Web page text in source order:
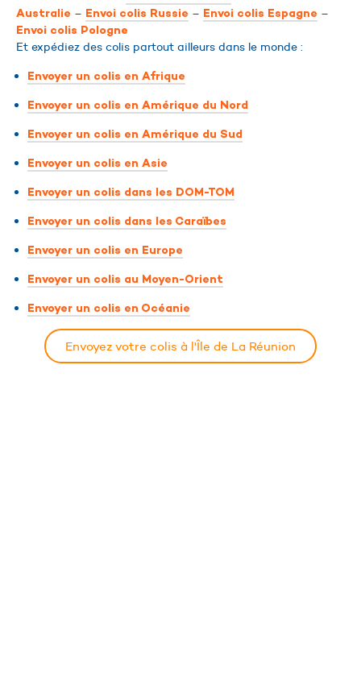
Australie – Envoi colis Russie – Envoi colis Espagne –
Envoi colis Pologne
Et expédiez des colis partout ailleurs dans le monde :
Envoyer un colis en Afrique
Envoyer un colis en Amérique du Nord
Envoyer un colis en Amérique du Sud
Envoyer un colis en Asie
Envoyer un colis dans les DOM-TOM
Envoyer un colis dans les Caraïbes
Envoyer un colis en Europe
Envoyer un colis au Moyen-Orient
Envoyer un colis en Océanie
Envoyez votre colis à l'Île de La Réunion